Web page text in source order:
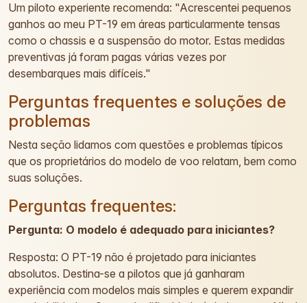
Um piloto experiente recomenda: "Acrescentei pequenos
ganhos ao meu PT-19 em áreas particularmente tensas
como o chassis e a suspensão do motor. Estas medidas
preventivas já foram pagas várias vezes por
desembarques mais difíceis."
Perguntas frequentes e soluções de
problemas
Nesta seção lidamos com questões e problemas típicos
que os proprietários do modelo de voo relatam, bem como
suas soluções.
Perguntas frequentes:
Pergunta: O modelo é adequado para iniciantes?
Resposta: O PT-19 não é projetado para iniciantes
absolutos. Destina-se a pilotos que já ganharam
experiência com modelos mais simples e querem expandir